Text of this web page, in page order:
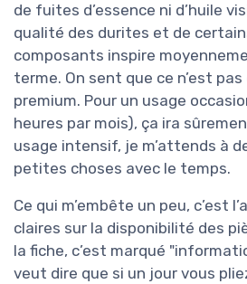
de fuites d’essence ni d’huile
qualité des durites et de
composants inspire
terme. On sent que ce n’est pas
premium. Pour un usage
heures par mois), ça ira
usage intensif, je m’attends à
petites choses avec le temps.
Ce qui m’embête un peu, c’est
claires sur la disponibilité des
la fiche, c’est marqué
veut dire que si un jour vous